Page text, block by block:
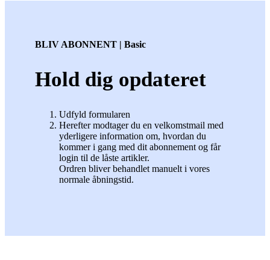
BLIV ABONNENT | Basic
Hold dig opdateret
Udfyld formularen
Herefter modtager du en velkomstmail med
yderligere information om, hvordan du
kommer i gang med dit abonnement og får
login til de låste artikler.
Ordren bliver behandlet manuelt i vores
normale åbningstid.